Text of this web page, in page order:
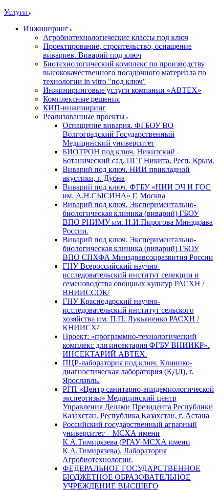
Услуги
Инжиниринг
Агробиотехнологические классы под ключ
Проектирование, строительство, оснащение
вивариев. Виварий под ключ
Биотехнологический комплекс по производству
высококачественного посадочного материала по
технологии in vitro "под ключ"
Инжиниринговые услуги компании «АВТЕХ»
Комплексные решения
КИП-инжиниринг
Реализованные проекты
Оснащение вивария. ФГБОУ ВО
Волгоградский Государственный
Медицинский университет
БИОТРОН под ключ. Никитский
Ботанический сад. ПГТ Никита, Респ. Крым.
Виварий под ключ. НИИ прикладной
акустики, г. Дубна
Виварий под ключ. ФГБУ «НИИ ЭЧ И ГОС
им. А.Н.СЫСИНА» Г. Москва
Виварий под ключ. Экспериментально-
биологическая клиника (виварий) ГБОУ
ВПО РНИМУ им. Н.И.Пирогова Минздрава
России.
Виварий под ключ. Экспериментально-
биологическая клиника (виварий) ГБОУ
ВПО СПХФА Минздравсоцразвития России
ГНУ Всероссийский научно-
исследовательский институт селекции и
семеноводства овощных культур РАСХН /
ВНИИССОК/
ГНУ Краснодарский научно-
исследовательский институт сельского
хозяйства им. П.П. Лукьяненко РАСХН /
КНИИСХ/
Проект: «программно-технологический
комплекс для инсектария ФГБУ ВНИИКР».
ИНСЕКТАРИЙ АВТЕХ.
ПЦР-лаборатория под ключ. Клинико-
диагностическая лаборатория (КДЛ), г.
Ярославль.
РГП «Центр санитарно-эпидемиологической
экспертизы» Медицинский центр
Управления Делами Президента Республики
Казахстан. Республика Казахстан, г. Астана
Российский государственный аграрный
университет – МСХА имени
К.А.Тимирязева (РГАУ-МСХА имени
К.А.Тимирязева). Лаборатория
Агробиотехнологии.
ФЕДЕРАЛЬНОЕ ГОСУДАРСТВЕННОЕ
БЮДЖЕТНОЕ ОБРАЗОВАТЕЛЬНОЕ
УЧРЕЖДЕНИЕ ВЫСШЕГО